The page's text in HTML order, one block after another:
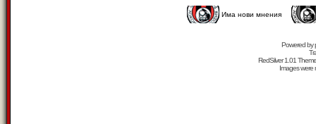
Има нови мнения
Powered by
RedSilver 1.01
Images were